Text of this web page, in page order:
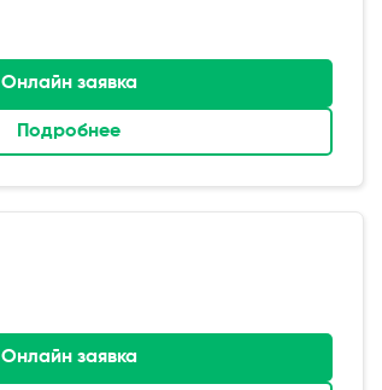
Онлайн заявка
Подробнее
Онлайн заявка